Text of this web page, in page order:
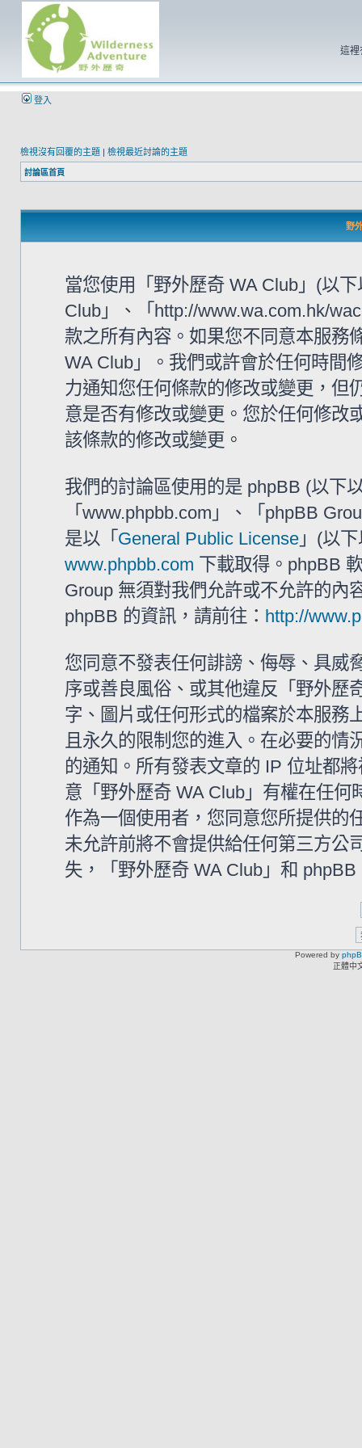
這裡
登入
檢視沒有回覆的主題 | 檢視最近討論的主題
討論區首頁
野
當您使用「野外歷奇 WA Club」(以
Club」、「http://www.wa.com.hk/
款之所有內容。如果您不同意本服務
WA Club」。我們或許會於任何時間
力通知您任何條款的修改或變更，但
意是否有修改或變更。您於任何修改
該條款的修改或變更。
我們的討論區使用的是 phpBB (以下
「www.phpbb.com」、「phpBB
是以「 General Public License 」(以
www.phpbb.com 下載取得。phpBB
Group 無須對我們允許或不允許的內
phpBB 的資訊，請前往： http://
您同意不發表任何誹謗、侮辱、具威
序或善良風俗、或其他違反「野外歷
字、圖片或任何形式的檔案於本服務
且永久的限制您的進入。在必要的情
的通知。所有發表文章的 IP 位址都
意「野外歷奇 WA Club」有權在任
作為一個使用者，您同意您所提供的
未允許前將不會提供給任何第三方公
失，「野外歷奇 WA Club」和
Powered by
正體中